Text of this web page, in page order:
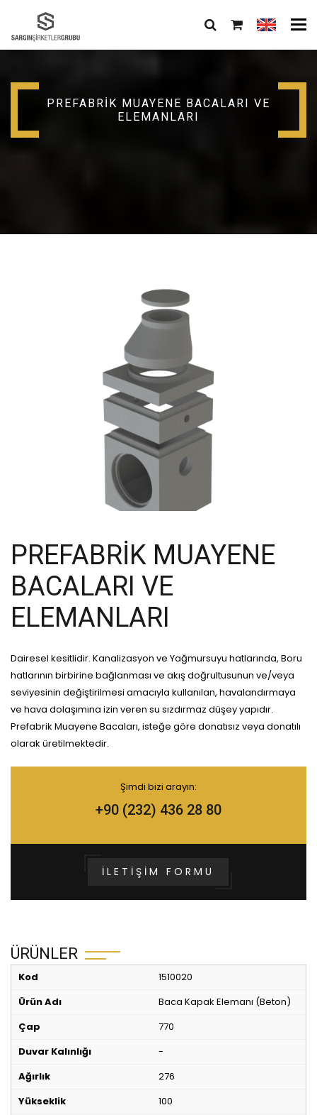
PREFABRIK MUAYENE BACALARI VE
ELEMANLARI
PREFABRIK MUAYENE
BACALARI VE
ELEMANLARI
Dairesel kesitlidir. Kanalizasyon ve Yağmursuyu hatlarında, Boru
hatlarının birbirine bağlanması ve akış doğrultusunun ve/veya
seviyesinin değiştirilmesi amacıyla kullanılan, havalandırmaya
ve hava dolaşımına izin veren su sızdırmaz düşey yapıdır.
Prefabrik Muayene Bacaları, isteğe göre donatısız veya donatılı
olarak üretilmektedir.
Şimdi bizi arayın:
+90 (232) 436 28 80
İLETIŞIM FORMU
ÜRÜNLER
1510020
Baca Kapak Elemanı (Beton)
770
-
276
100